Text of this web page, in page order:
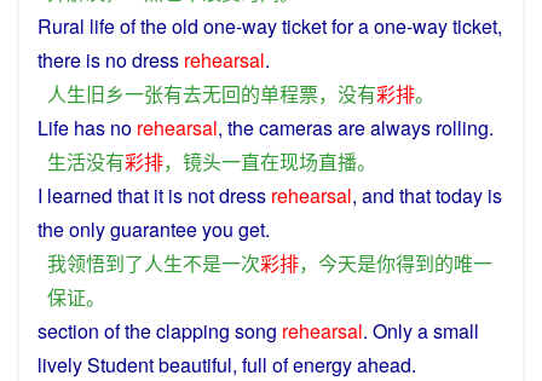
Rural lifeoftheold one-wayticketforaone-wayticket,
there is nodress rehearsal.
人生旧乡一张有去无回的单程票， 没有彩排。
Life has no rehearsal, thecamerasarealways rolling.
生活没有彩排， 镜头一直在现场直播。
I learned that it is notdress rehearsal, and thattoday is
theonlyguaranteeyou get.
我领悟到了人生不是一次彩排， 今天是你得到的唯一
保证。
section of the clapping song rehearsal. Onlyasmall
livelyStudentbeautiful, full ofenergyahead.